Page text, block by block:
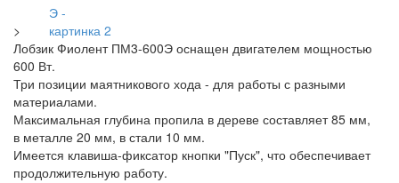
>
Лобзик Фиолент ПМ3-600Э оснащен двигателем мощностью
600 Вт.
Три позиции маятникового хода - для работы с разными
материалами.
Максимальная глубина пропила в дереве составляет 85 мм,
в металле 20 мм, в стали 10 мм.
Имеется клавиша-фиксатор кнопки "Пуск", что обеспечивает
продолжительную работу.